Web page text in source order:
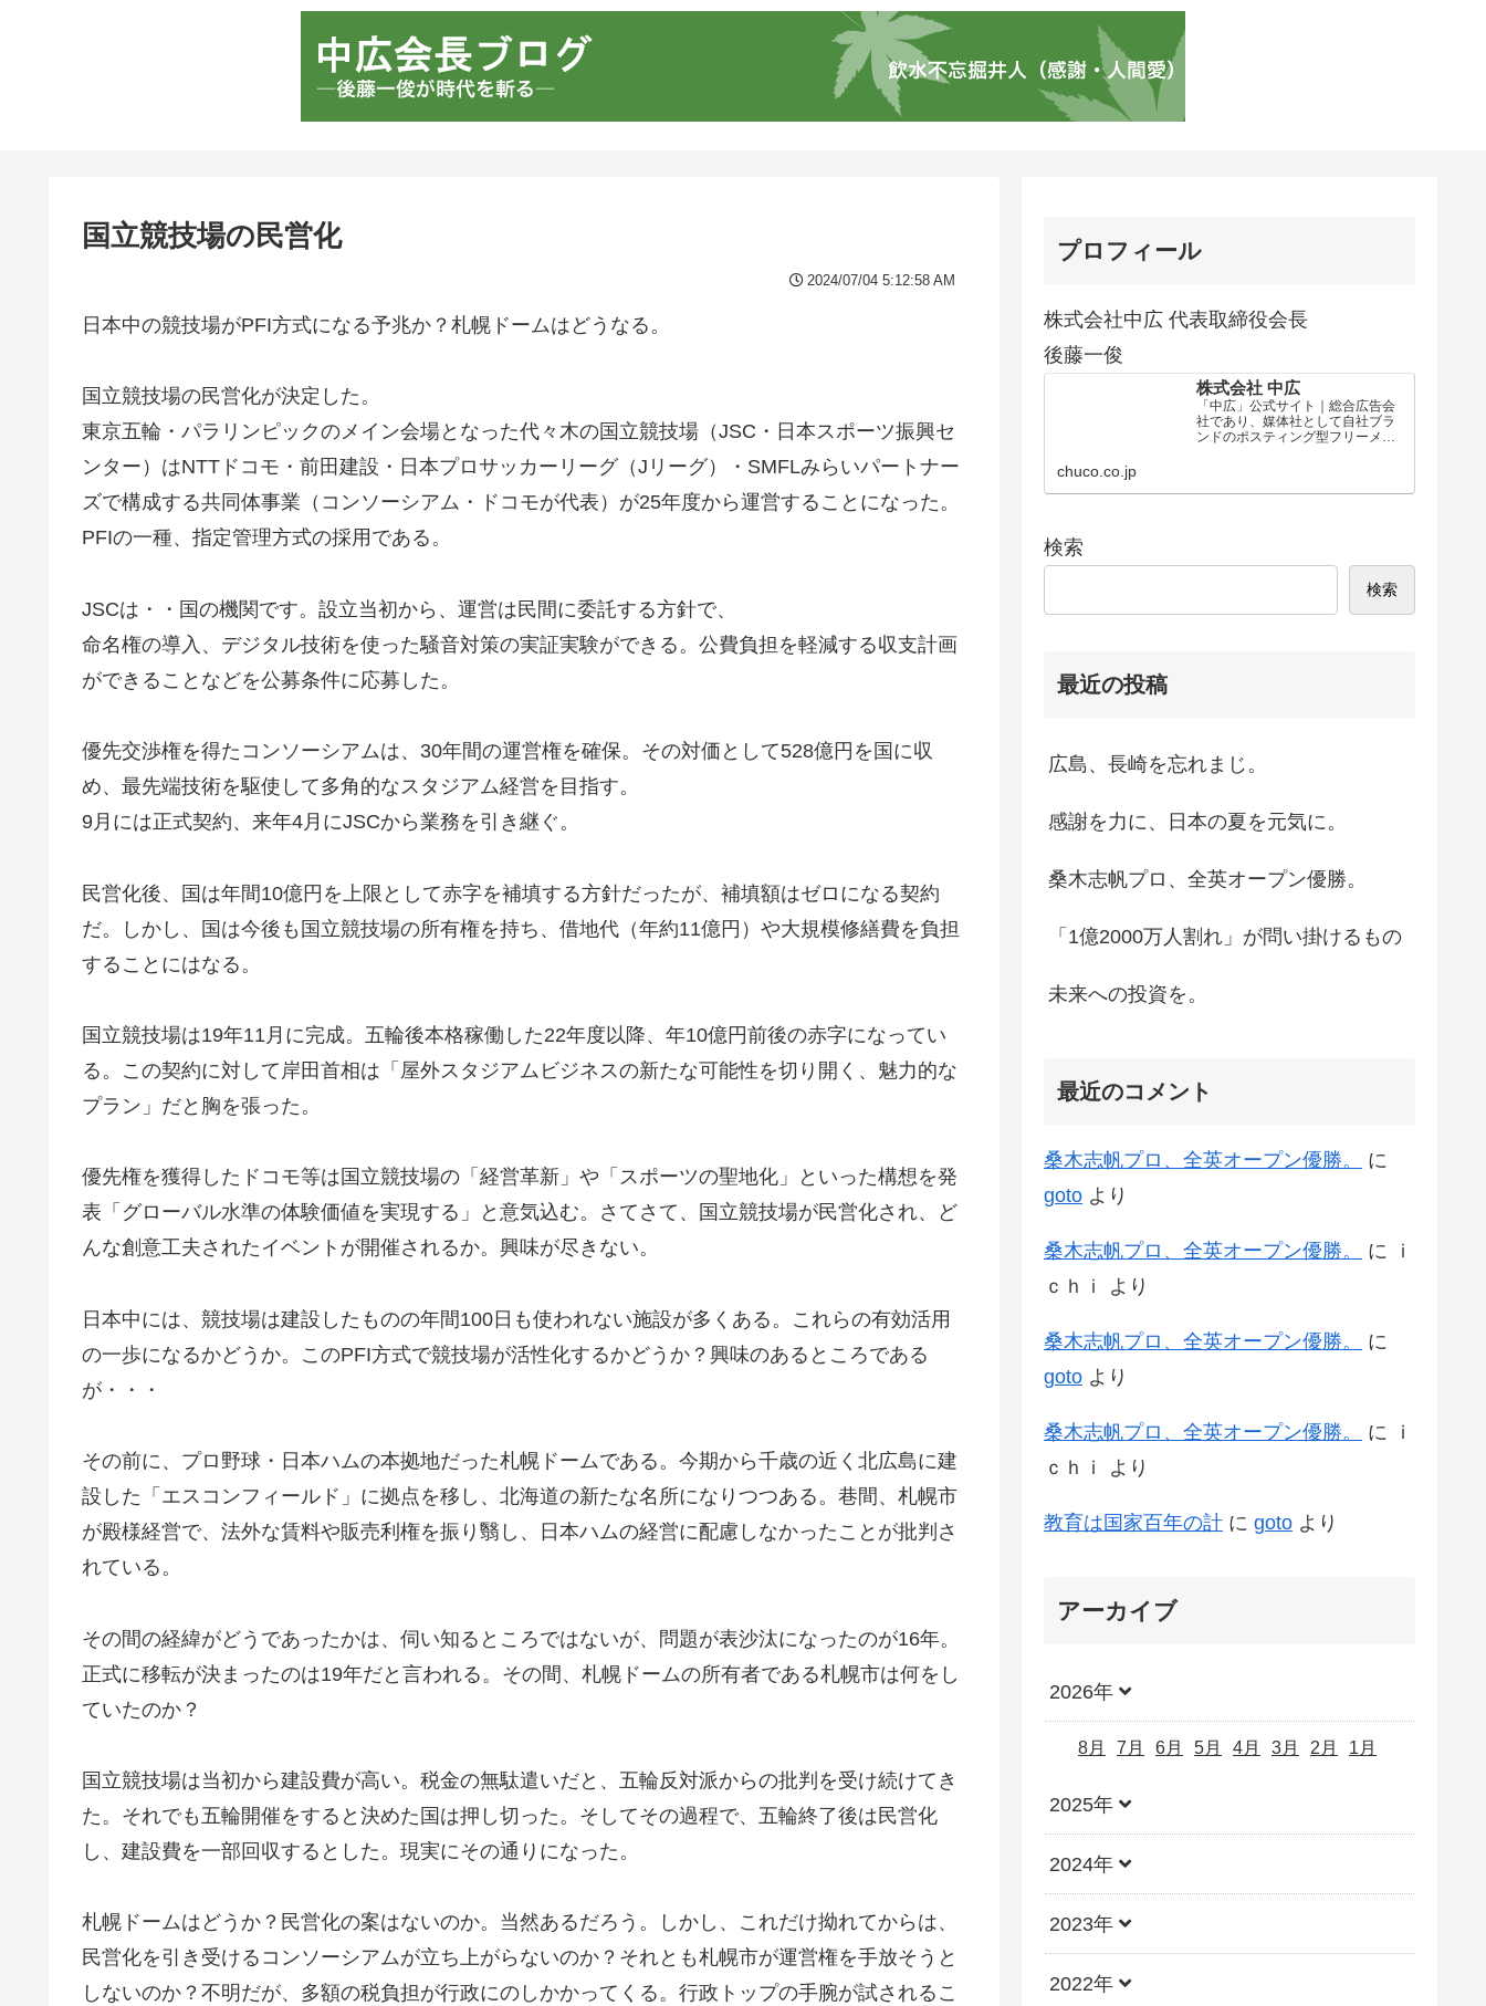
国立競技場の民営化
2024/07/04 5:12:58 AM
日本中の競技場がPFI方式になる予兆か？札幌ドームはどうなる。
国立競技場の民営化が決定した。
東京五輪・パラリンピックのメイン会場となった代々木の国立競技場（JSC・日本スポーツ振興セ
ンター）はNTTドコモ・前田建設・日本プロサッカーリーグ（Jリーグ）・SMFLみらいパートナー
ズで構成する共同体事業（コンソーシアム・ドコモが代表）が25年度から運営することになった。
PFIの一種、指定管理方式の採用である。
JSCは・・国の機関です。設立当初から、運営は民間に委託する方針で、
命名権の導入、デジタル技術を使った騒音対策の実証実験ができる。公費負担を軽減する収支計画
ができることなどを公募条件に応募した。
優先交渉権を得たコンソーシアムは、30年間の運営権を確保。その対価として528億円を国に収
め、最先端技術を駆使して多角的なスタジアム経営を目指す。
9月には正式契約、来年4月にJSCから業務を引き継ぐ。
民営化後、国は年間10億円を上限として赤字を補填する方針だったが、補填額はゼロになる契約
だ。しかし、国は今後も国立競技場の所有権を持ち、借地代（年約11億円）や大規模修繕費を負担
することにはなる。
国立競技場は19年11月に完成。五輪後本格稼働した22年度以降、年10億円前後の赤字になってい
る。この契約に対して岸田首相は「屋外スタジアムビジネスの新たな可能性を切り開く、魅力的な
プラン」だと胸を張った。
優先権を獲得したドコモ等は国立競技場の「経営革新」や「スポーツの聖地化」といった構想を発
表「グローバル水準の体験価値を実現する」と意気込む。さてさて、国立競技場が民営化され、ど
んな創意工夫されたイベントが開催されるか。興味が尽きない。
日本中には、競技場は建設したものの年間100日も使われない施設が多くある。これらの有効活用
の一歩になるかどうか。このPFI方式で競技場が活性化するかどうか？興味のあるところである
が・・・
その前に、プロ野球・日本ハムの本拠地だった札幌ドームである。今期から千歳の近く北広島に建
設した「エスコンフィールド」に拠点を移し、北海道の新たな名所になりつつある。巷間、札幌市
が殿様経営で、法外な賃料や販売利権を振り翳し、日本ハムの経営に配慮しなかったことが批判さ
れている。
その間の経緯がどうであったかは、伺い知るところではないが、問題が表沙汰になったのが16年。
正式に移転が決まったのは19年だと言われる。その間、札幌ドームの所有者である札幌市は何をし
ていたのか？
国立競技場は当初から建設費が高い。税金の無駄遣いだと、五輪反対派からの批判を受け続けてき
た。それでも五輪開催をすると決めた国は押し切った。そしてその過程で、五輪終了後は民営化
し、建設費を一部回収するとした。現実にその通りになった。
札幌ドームはどうか？民営化の案はないのか。当然あるだろう。しかし、これだけ拗れてからは、
民営化を引き受けるコンソーシアムが立ち上がらないのか？それとも札幌市が運営権を手放そうと
しないのか？不明だが、多額の税負担が行政にのしかかってくる。行政トップの手腕が試されるこ
プロフィール
株式会社中広 代表取締役会長
後藤一俊
株式会社 中広
「中広」公式サイト｜総合広告会
社であり、媒体社として自社ブラ
ンドのポスティング型フリーメデ
chuco.co.jp
検索
検索
最近の投稿
広島、長崎を忘れまじ。
感謝を力に、日本の夏を元気に。
桑木志帆プロ、全英オープン優勝。
「1億2000万人割れ」が問い掛けるもの
未来への投資を。
最近のコメント
桑木志帆プロ、全英オープン優勝。
に
goto より
桑木志帆プロ、全英オープン優勝。 に
ｉ
ｃｈｉ
より
桑木志帆プロ、全英オープン優勝。
に
goto より
桑木志帆プロ、全英オープン優勝。 に
ｉ
ｃｈｉ
より
教育は国家百年の計 に goto より
アーカイブ
2026年
8月 7月 6月 5月 4月 3月 2月 1月
2025年
2024年
2023年
2022年